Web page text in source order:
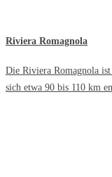
Riviera Romagnola
Die Riviera Romagnola
sich etwa 90 bis 110 km